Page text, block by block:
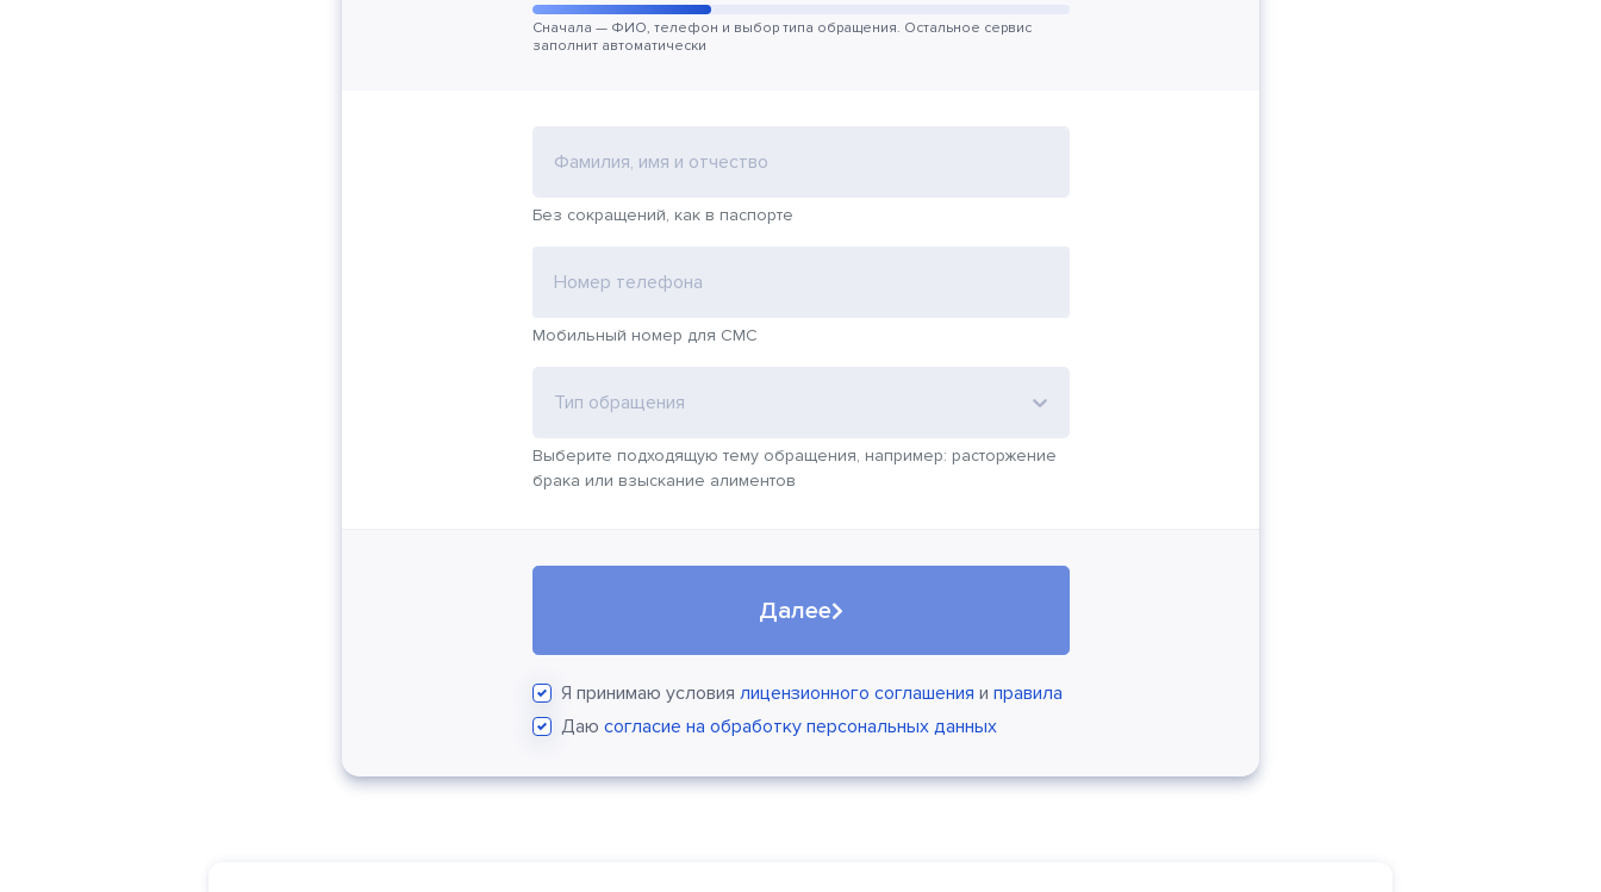
Сначала — ФИО, телефон и выбор типа обращения. Остальное сервис
заполнит автоматически
Фамилия, имя и отчество
Без сокращений, как в паспорте
Номер телефона
Мобильный номер для СМС
Тип обращения
Выберите подходящую тему обращения, например: расторжение
брака или взыскание алиментов
Далее
Я принимаю условия лицензионного соглашения и правила
Даю согласие на обработку персональных данных